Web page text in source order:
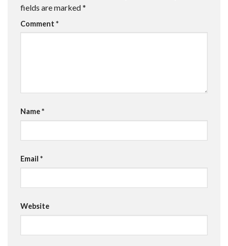
fields are marked*
Comment *
Name*
Email *
Website